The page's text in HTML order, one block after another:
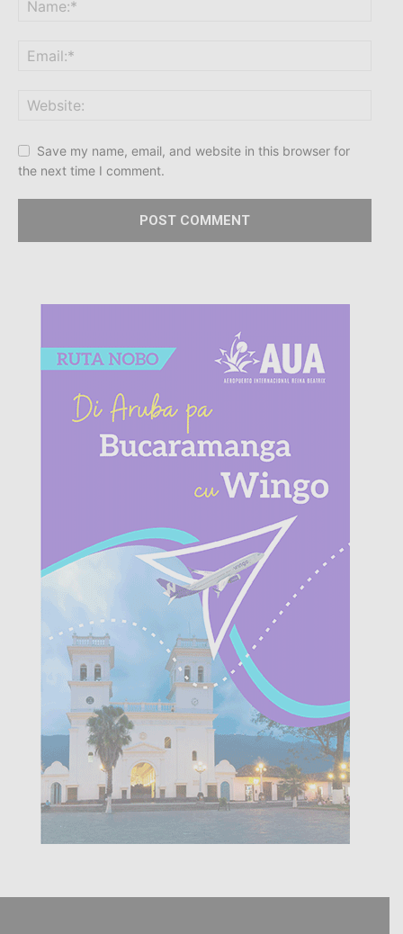
Save my name, email, and website in this browser for
the next time I comment.